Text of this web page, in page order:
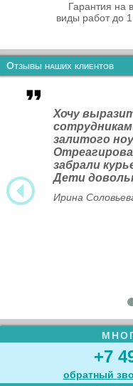
Гарантия на
виды работ до 1
Отзывы наших клиентов
Хочу
залитого
забрали
Дети
Ирина
+7
обратный